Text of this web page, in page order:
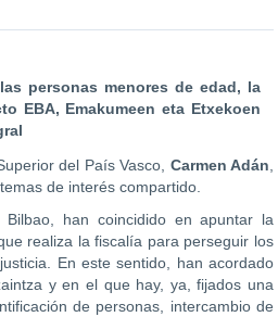
personas menores de edad, la
EBA, Emakumeen eta Etxekoen
del País Vasco, Carmen Adán
de interés compartido.
han coincidido en apuntar la
realiza la fiscalía para perseguir los
En este sentido, han acordado
y en el que hay, ya, fijados una
de personas, intercambio de